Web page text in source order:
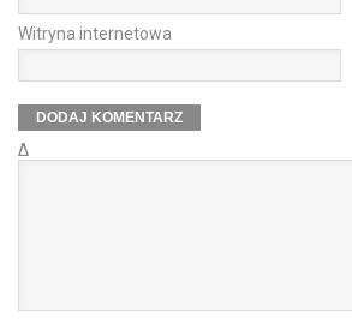
Witryna internetowa
Δ